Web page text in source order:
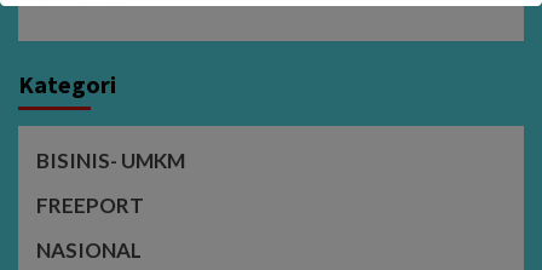
Kategori
BISINIS- UMKM
FREEPORT
NASIONAL